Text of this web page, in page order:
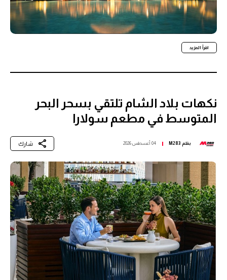
اقرأ المزيد
نكهات بلاد الشام تلتقي بسحر البحر
المتوسط في مطعم سولارا
بقلم M283 04 أغسطس 2026 شارك